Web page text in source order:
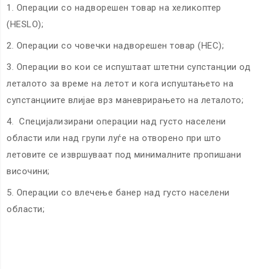
Операции со надворешен товар на хеликоптер
(HESLO);
Операции со човечки надворешен товар (HEC);
Операции во кои се испуштаат штетни супстанции од
леталото за време на летот и кога испуштањето на
супстанциите влијае врз маневрирањето на леталото;
Специјализирани операции над густо населени
области или над групи луѓе на отворено при што
летовите се извршуваат под минималните пропишани
височини;
Операции со влечење банер над густо населени
области;